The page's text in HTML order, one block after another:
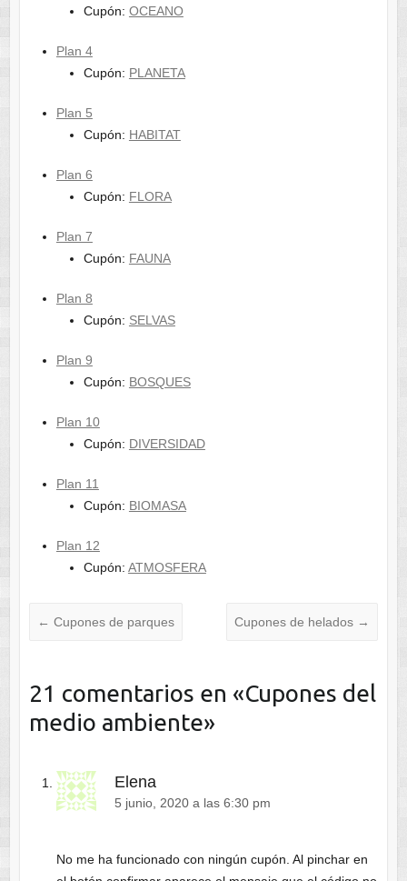
Cupón: OCEANO
Plan 4
Cupón: PLANETA
Plan 5
Cupón: HABITAT
Plan 6
Cupón: FLORA
Plan 7
Cupón: FAUNA
Plan 8
Cupón: SELVAS
Plan 9
Cupón: BOSQUES
Plan 10
Cupón: DIVERSIDAD
Plan 11
Cupón: BIOMASA
Plan 12
Cupón: ATMOSFERA
← Cupones de parques Cupones de helados →
21 comentarios en «Cupones del
medio ambiente»
Elena
5 junio, 2020 a las 6:30 pm
No me ha funcionado con ningún cupón. Al pinchar en